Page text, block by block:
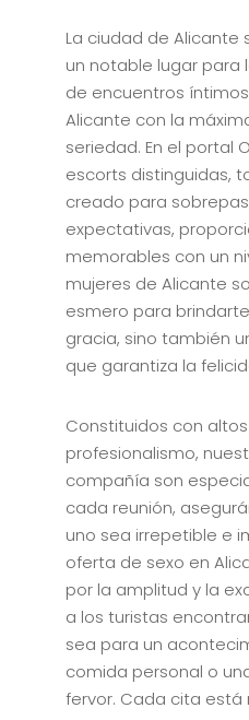
La ciudad de
un notable lugar para
de encuentros
Alicante con la
seriedad. En el portal
escorts distinguidas,
creado para
expectativas,
memorables con un
mujeres de Alicante
esmero para
gracia, sino también
que garantiza la
Constituidos con
profesionalismo,
compañía son
cada reunión,
uno sea irrepetible e
oferta de sexo en
por la amplitud y la
a los turistas
sea para un
comida personal o
fervor. Cada cita